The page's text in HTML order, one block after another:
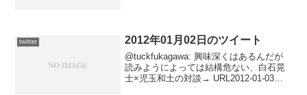
twitter 2012年01月02日のツイート
@tuckfukagawa: 興味深くはあるんだが
読みようによっては結構危ない、白石晃
士×児玉和土の対談→ URL2012-01-03